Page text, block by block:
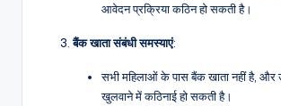
आवेदन प्रक्रिया कठिन हो सकती है।
बैंकखातासंबंधीसमस्याएं:
सभी महिलाओं के पास बैंक खाता नहीं है, और
खुलवाने में कठिनाई हो सकती है।